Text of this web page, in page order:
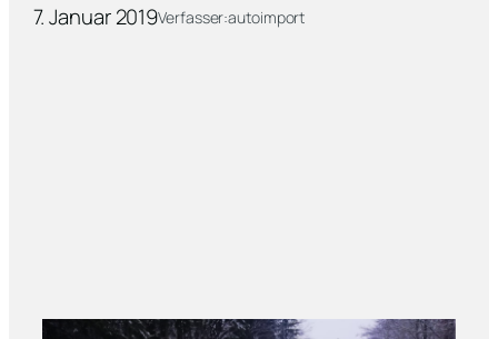
7. Januar 2019Verfasser:autoimport